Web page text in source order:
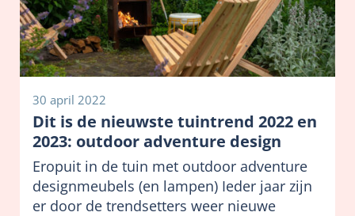
30 april 2022
Dit is de nieuwste tuintrend 2022 en
2023: outdoor adventure design
Eropuit in de tuin met outdoor adventure
designmeubels (en lampen) Ieder jaar zijn
er door de trendsetters weer nieuwe